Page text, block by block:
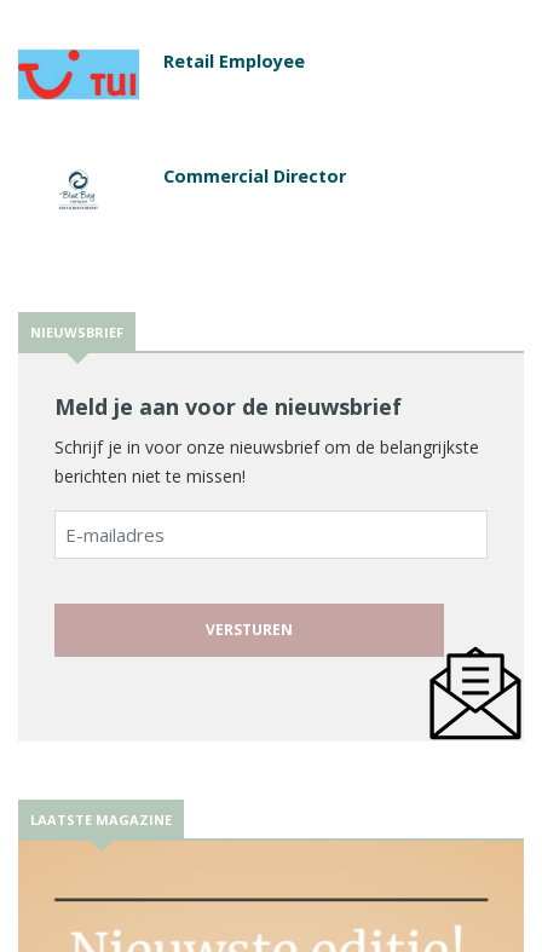
Retail Employee
Commercial Director
NIEUWSBRIEF
Meld je aan voor de nieuwsbrief
Schrijf je in voor onze nieuwsbrief om de belangrijkste
berichten niet te missen!
E-
mailadres
LAATSTE MAGAZINE